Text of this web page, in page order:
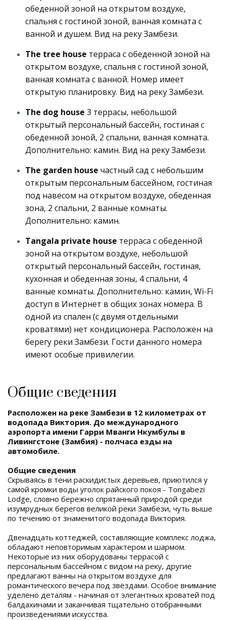
Общие сведения
Расположен на реке Замбези в 12 километрах от
водопада Виктория. До международного
аэропорта имени Гарри Мванги Нкумбулы в
Ливингстоне (Замбия) - полчаса езды на
автомобиле.
Общие сведения
Скрываясь в тени раскидистых деревьев, приютился у
самой кромки воды уголок райского покоя - Tongabezi
Lodge, словно бережно спрятанный природой среди
изумрудных берегов великой реки Замбези, чуть выше
по течению от знаменитого водопада Виктория.
Двенадцать коттеджей, составляющие комплекс лоджа,
обладают неповторимым характером и шармом.
Некоторые из них оборудованы террасой с
персональным бассейном с видом на реку, другие
предлагают ванны на открытом воздухе для
романтического вечера под звёздами. Особое внимание
уделено деталям - начиная от элегантных кроватей под
балдахинами и заканчивая тщательно отобранными
произведениями искусства.
обеденной зоной на открытом воздухе,
спальня с гостиной зоной, ванная комната с
ванной и душем. Вид на реку Замбези.
The tree house терраса с обеденной зоной на
открытом воздухе, спальня с гостиной зоной,
ванная комната с ванной. Номер имеет
открытую планировку. Вид на реку Замбези.
The dog house 3 террасы, небольшой
открытый персональный бассейн, гостиная с
обеденной зоной, 2 спальни, ванная комната.
Дополнительно: камин. Вид на реку Замбези.
The garden house частный сад с небольшим
открытым персональным бассейном, гостиная
под навесом на открытом воздухе, обеденная
зона, 2 спальни, 2 ванные комнаты.
Дополнительно: камин.
Tangala private house терраса с обеденной
зоной на открытом воздухе, небольшой
открытый персональный бассейн, гостиная,
кухонная и обеденная зоны, 4 спальни, 4
ванные комнаты. Дополнительно: камин, Wi-Fi
доступ в Интернет в общих зонах номера. В
одной из спален (с двумя отдельными
кроватями) нет кондиционера. Расположен на
берегу реки Замбези. Гости данного номера
имеют особые привилегии.